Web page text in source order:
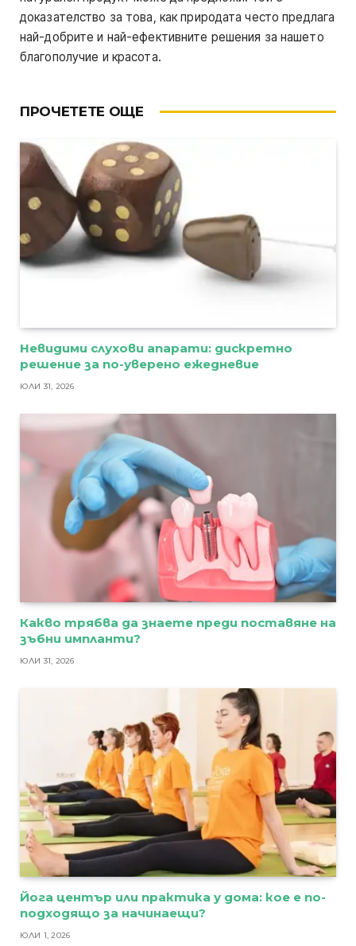
доказателство за това, как природата често предлага
най-добрите и най-ефективните решения за нашето
благополучие и красота.
ПРОЧЕТЕТЕ ОЩЕ
Невидими слухови апарати: дискретно
решение за по-уверено ежедневие
ЮЛИ 31, 2026
Какво трябва да знаете преди поставяне на
зъбни импланти?
ЮЛИ 31, 2026
Йога център или практика у дома: кое е по-
подходящо за начинаещи?
ЮЛИ 1, 2026